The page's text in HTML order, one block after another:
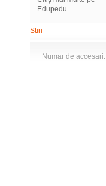
Edupedu...
Stiri
Numar de accesari: